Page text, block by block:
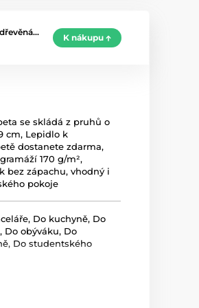
K nákupu
se skládá z pruhů o
cm, Lepidlo k
dostanete zdarma,
170 g/m²,
bez zápachu, vhodný i
pokoje
, Do kuchyně, Do
, Do obýváku, Do
, Do studentského